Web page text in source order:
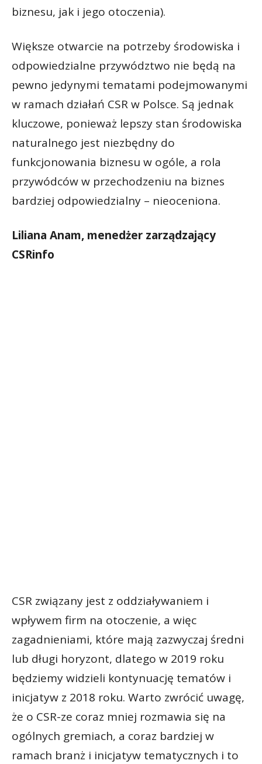
biznesu, jak i jego otoczenia).
Większe otwarcie na potrzeby środowiska i
odpowiedzialne przywództwo nie będą na
pewno jedynymi tematami podejmowanymi
w ramach działań CSR w Polsce. Są jednak
kluczowe, ponieważ lepszy stan środowiska
naturalnego jest niezbędny do
funkcjonowania biznesu w ogóle, a rola
przywódców w przechodzeniu na biznes
bardziej odpowiedzialny – nieoceniona.
Liliana Anam, menedżer zarządzający
CSRinfo
CSR związany jest z oddziaływaniem i
wpływem firm na otoczenie, a więc
zagadnieniami, które mają zazwyczaj średni
lub długi horyzont, dlatego w 2019 roku
będziemy widzieli kontynuację tematów i
inicjatyw z 2018 roku. Warto zwrócić uwagę,
że o CSR-ze coraz mniej rozmawia się na
ogólnych gremiach, a coraz bardziej w
ramach branż i inicjatyw tematycznych i to